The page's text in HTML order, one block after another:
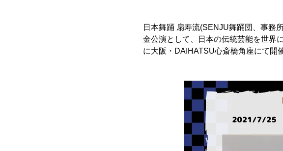
日本舞踊 扇寿流(SENJU舞踊団、事務
金公演として、日本の伝統芸能を世界
に大阪・DAIHATSU心斎橋角座にて開